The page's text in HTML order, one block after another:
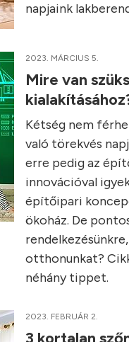
napjaink
2023. MÁRCIUS 5.
Mire van
Kétség nem
való törekvés
erre pedig az
innovációval
építőipari
ökoház. De
otthonunkat?
néhány tippet.
2023. FEBRUÁR 2.
3 kortalan